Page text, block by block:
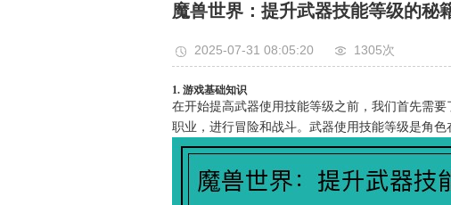
魔兽世界：提升武器技能等级的秘
2025-07-31 08:05:20 1305次
1. 游戏基础知识
在开始提高武器使用技能等级之前，我们首先需
职业，进行冒险和战斗。武器使用技能等级是角